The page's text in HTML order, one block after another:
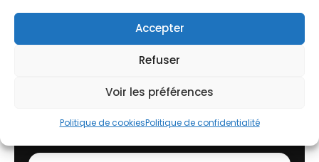
Accepter
Refuser
Voir les préférences
Politique de cookiesPolitique de confidentialité
40 Avenue de la prospective 18000
02 21 83 16 12